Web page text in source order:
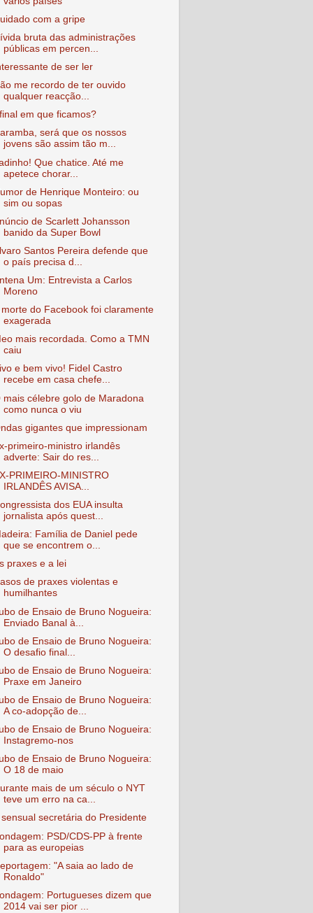
com a gripe
bruta das administrações
públicas em percen...
de ser ler
me recordo de ter ouvido
qualquer reacção...
em que ficamos?
será que os nossos
jovens são assim tão m...
Que chatice. Até me
apetece chorar...
de Henrique Monteiro: ou
sim ou sopas
de Scarlett Johansson
banido da Super Bowl
Santos Pereira defende que
o país precisa d...
Um: Entrevista a Carlos
Moreno
morte do Facebook foi claramente
exagerada
mais recordada. Como a TMN
caiu
e bem vivo! Fidel Castro
recebe em casa chefe...
mais célebre golo de Maradona
como nunca o viu
gigantes que impressionam
primeiro-ministro irlandês
adverte: Sair do res...
PRIMEIRO-MINISTRO
IRLANDÊS AVISA...
dos EUA insulta
jornalista após quest...
Família de Daniel pede
que se encontrem o...
praxes e a lei
de praxes violentas e
humilhantes
de Ensaio de Bruno Nogueira:
Enviado Banal à...
de Ensaio de Bruno Nogueira:
O desafio final...
de Ensaio de Bruno Nogueira:
Praxe em Janeiro
de Ensaio de Bruno Nogueira:
A co-adopção de...
de Ensaio de Bruno Nogueira:
Instagremo-nos
de Ensaio de Bruno Nogueira:
O 18 de maio
mais de um século o NYT
teve um erro na ca...
sensual secretária do Presidente
PSD/CDS-PP à frente
para as europeias
"A saia ao lado de
Ronaldo"
Portugueses dizem que
2014 vai ser pior ...